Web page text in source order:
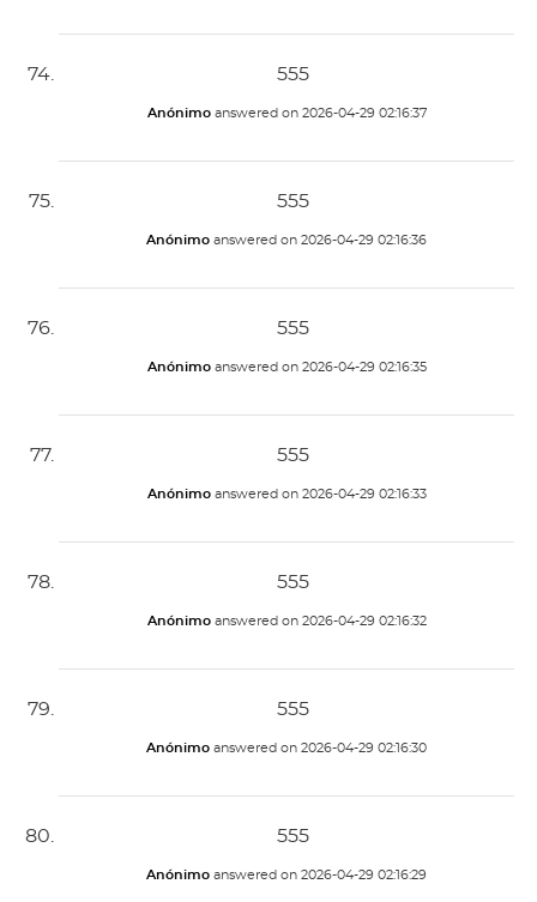
555
Anónimoanswered on 2026-04-29 02:16:37
555
Anónimo answered on 2026-04-29 02:16:36
555
Anónimoanswered on 2026-04-29 02:16:35
555
Anónimoanswered on 2026-04-29 02:16:33
555
Anónimoanswered on 2026-04-29 02:16:32
555
Anónimo answered on 2026-04-29 02:16:30
555
Anónimo answered on 2026-04-29 02:16:29